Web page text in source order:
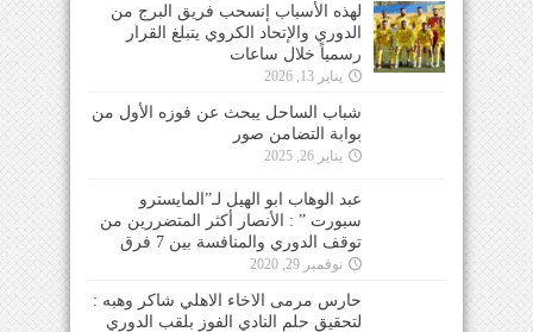
لهذه الأسباب إنسحب فريق البرج من
الدوري والإتحاد الكروي يتبلغ القرار
رسمياً خلال ساعات
يناير 13, 2026
شباب الساحل يبحث عن فوزه الأول من
بوابة التضامن صور
يناير 26, 2025
عبد الوهاب ابو الهيل لـ”المايسترو
سبورت ” : الأنصار أكثر المتضررين من
توقف الدوري والمنافسة بين 7 فرق
نوفمبر 29, 2020
حارس مرمى الاخاء الاهلي شاكر وهبه :
لتحقيق حلم النادي الفوز بلقب الدوري